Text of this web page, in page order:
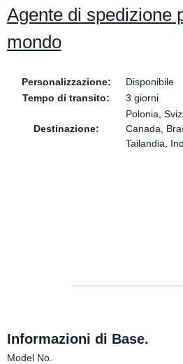
Agente di spedizione
mondo
Personalizzazione:
Disponibile
Tempo di transito:
3 giorni
Destinazione:
Polonia,
Canada,
Tailandia,
Informazioni di Base.
Model No.